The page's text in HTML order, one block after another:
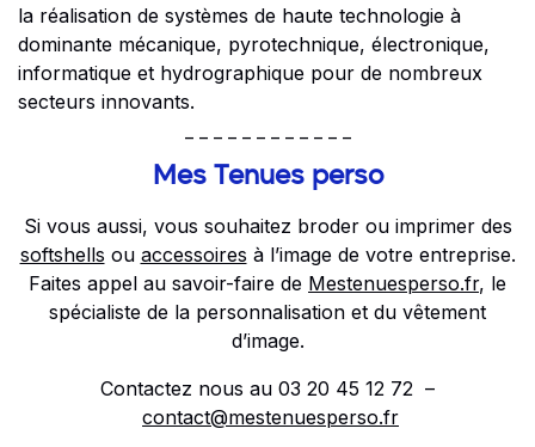
la réalisation de systèmes de haute technologie à
dominante mécanique, pyrotechnique, électronique,
informatique et hydrographique pour de nombreux
secteurs innovants.
Mes Tenues perso
Si vous aussi, vous souhaitez broder ou imprimer des
softshells ou accessoires à l’image de votre entreprise.
Faites appel au savoir-faire de Mestenuesperso.fr, le
spécialiste de la personnalisation et du vêtement
d’image.
Contactez nous au 03 20 45 12 72 –
contact@mestenuesperso.fr